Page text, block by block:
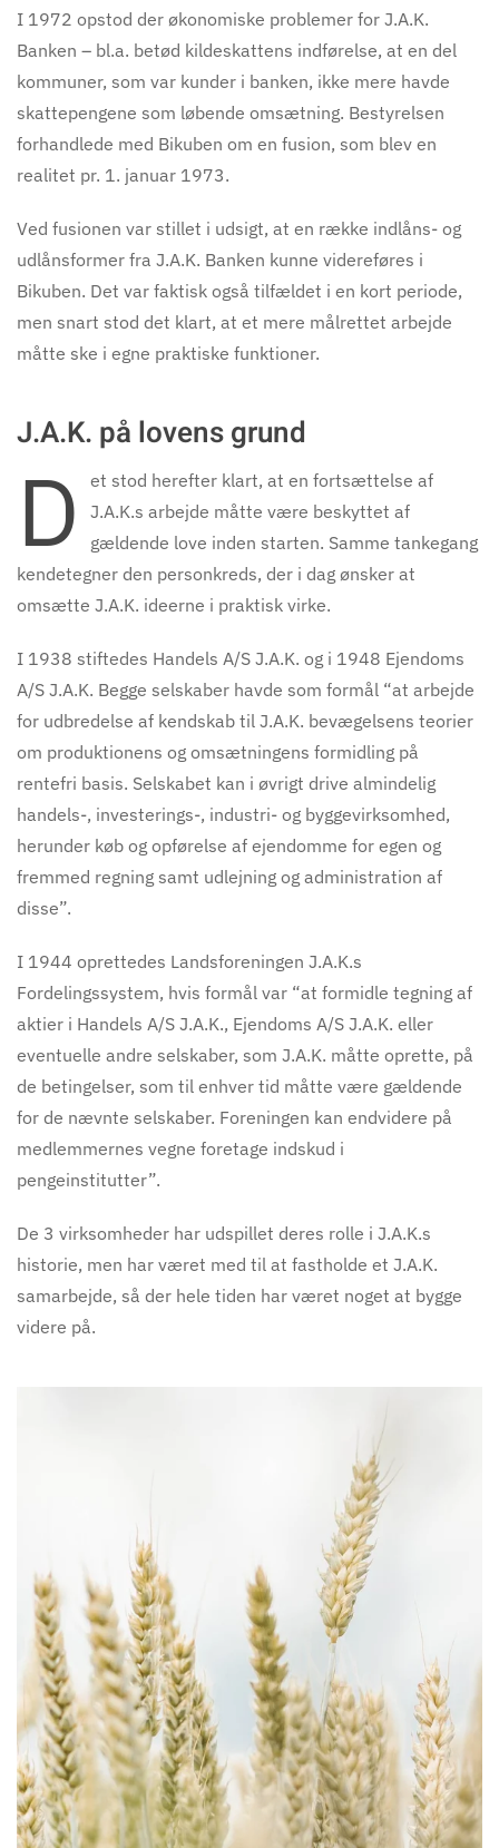
I 1972 opstod der økonomiske problemer for J.A.K.
Banken – bl.a. betød kildeskattens indførelse, at en del
kommuner, som var kunder i banken, ikke mere havde
skattepengene som løbende omsætning. Bestyrelsen
forhandlede med Bikuben om en fusion, som blev en
realitet pr. 1. januar 1973.
Ved fusionen var stillet i udsigt, at en række indlåns- og
udlånsformer fra J.A.K. Banken kunne videreføres i
Bikuben. Det var faktisk også tilfældet i en kort periode,
men snart stod det klart, at et mere målrettet arbejde
måtte ske i egne praktiske funktioner.
J.A.K. på lovens grund
D
et stod herefter klart, at en fortsættelse af
J.A.K.s arbejde måtte være beskyttet af
gældende love inden starten. Samme tankegang
kendetegner den personkreds, der i dag ønsker at
omsætte J.A.K. ideerne i praktisk virke.
I 1938 stiftedes Handels A/S J.A.K. og i 1948 Ejendoms
A/S J.A.K. Begge selskaber havde som formål “at arbejde
for udbredelse af kendskab til J.A.K. bevægelsens teorier
om produktionens og omsætningens formidling på
rentefri basis. Selskabet kan i øvrigt drive almindelig
handels-, investerings-, industri- og byggevirksomhed,
herunder køb og opførelse af ejendomme for egen og
fremmed regning samt udlejning og administration af
disse”.
I 1944 oprettedes Landsforeningen J.A.K.s
Fordelingssystem, hvis formål var “at formidle tegning af
aktier i Handels A/S J.A.K., Ejendoms A/S J.A.K. eller
eventuelle andre selskaber, som J.A.K. måtte oprette, på
de betingelser, som til enhver tid måtte være gældende
for de nævnte selskaber. Foreningen kan endvidere på
medlemmernes vegne foretage indskud i
pengeinstitutter”.
De 3 virksomheder har udspillet deres rolle i J.A.K.s
historie, men har været med til at fastholde et J.A.K.
samarbejde, så der hele tiden har været noget at bygge
videre på.